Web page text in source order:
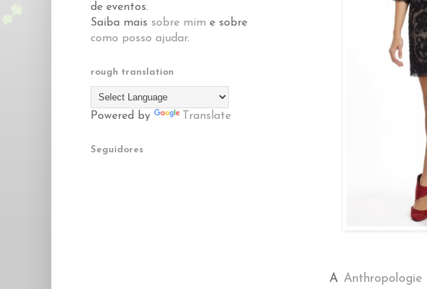
AAnthropologie
de eventos.
Saiba mais sobre mim e sobre
como posso ajudar.
rough translation
Powered by Translate
Seguidores